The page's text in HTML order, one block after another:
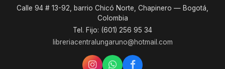
Calle 94 # 13-92, barrio Chicó Norte, Chapinero — Bogotá,
Colombia
Tel. Fijo: (601) 256 95 34
libreriacentralungaruno@hotmail.com